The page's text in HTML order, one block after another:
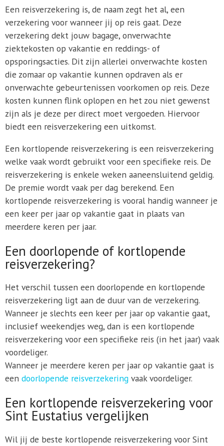
Een reisverzekering is, de naam zegt het al, een
verzekering voor wanneer jij op reis gaat. Deze
verzekering dekt jouw bagage, onverwachte
ziektekosten op vakantie en reddings- of
opsporingsacties. Dit zijn allerlei onverwachte kosten
die zomaar op vakantie kunnen opdraven als er
onverwachte gebeurtenissen voorkomen op reis. Deze
kosten kunnen flink oplopen en het zou niet gewenst
zijn als je deze per direct moet vergoeden. Hiervoor
biedt een reisverzekering een uitkomst.
Een kortlopende reisverzekering is een reisverzekering
welke vaak wordt gebruikt voor een specifieke reis. De
reisverzekering is enkele weken aaneensluitend geldig.
De premie wordt vaak per dag berekend. Een
kortlopende reisverzekering is vooral handig wanneer je
een keer per jaar op vakantie gaat in plaats van
meerdere keren per jaar.
Een doorlopende of kortlopende
reisverzekering?
Het verschil tussen een doorlopende en kortlopende
reisverzekering ligt aan de duur van de verzekering.
Wanneer je slechts een keer per jaar op vakantie gaat,
inclusief weekendjes weg, dan is een kortlopende
reisverzekering voor een specifieke reis (in het jaar) vaak
voordeliger.
Wanneer je meerdere keren per jaar op vakantie gaat is
een doorlopende reisverzekeringvaak voordeliger.
Een kortlopende reisverzekering voor
Sint Eustatius vergelijken
Wil jij de beste kortlopende reisverzekering voor Sint